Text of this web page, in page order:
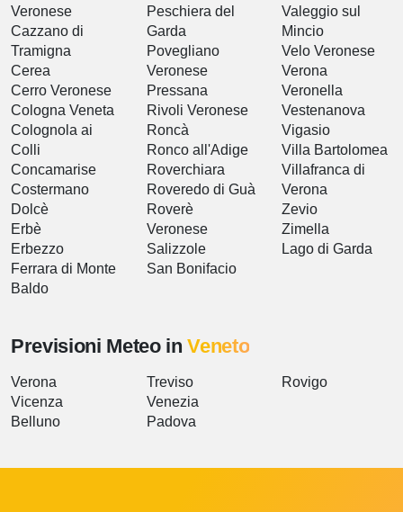
Veronese
Cazzano di
Tramigna
Cerea
Cerro Veronese
Cologna Veneta
Colognola ai
Colli
Concamarise
Costermano
Dolcè
Erbè
Erbezzo
Ferrara di Monte
Baldo
Peschiera del
Garda
Povegliano
Veronese
Pressana
Rivoli Veronese
Roncà
Ronco all'Adige
Roverchiara
Roveredo di Guà
Roverè
Veronese
Salizzole
San Bonifacio
Valeggio sul
Mincio
Velo Veronese
Verona
Veronella
Vestenanova
Vigasio
Villa Bartolomea
Villafranca di
Verona
Zevio
Zimella
Lago di Garda
Previsioni Meteo inVeneto
Verona
Vicenza
Belluno
Treviso
Venezia
Padova
Rovigo